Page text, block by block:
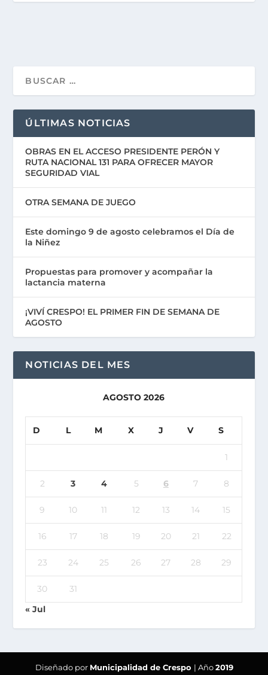
ÚLTIMAS NOTICIAS
OBRAS EN EL ACCESO PRESIDENTE PERÓN Y
RUTA NACIONAL 131 PARA OFRECER MAYOR
SEGURIDAD VIAL
OTRA SEMANA DE JUEGO
Este domingo 9 de agosto celebramos el Día de
la Niñez
Propuestas para promover y acompañar la
lactancia materna
¡VIVÍ CRESPO! EL PRIMER FIN DE SEMANA DE
AGOSTO
NOTICIAS DEL MES
AGOSTO 2026
D L M X J V S
1
2 3 4 5 6 7 8
9 10 11 12 13 14 15
16 17 18 19 20 21 22
23 24 25 26 27 28 29
30
31
« Jul
Diseñado por Municipalidad de Crespo | Año2019